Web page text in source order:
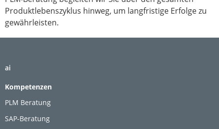
Produktlebenszyklus hinweg, um langfristige Erfolge zu
gewährleisten.
ai
Kompetenzen
PLM Beratung
SAP-Beratung